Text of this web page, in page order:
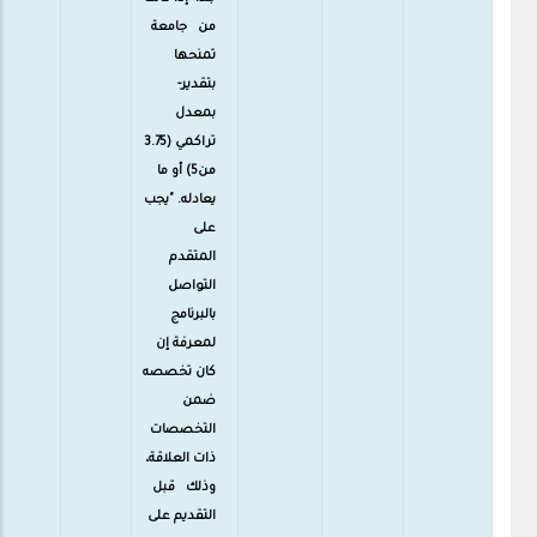
من جامعة
تمنحها
بتقدير-
بمعدل
تراكمي (3.75
من5) أو ما
يعادله. "يجب
على
المتقدم
التواصل
بالبرنامج
لمعرفة إن
كان تخصصه
ضمن
التخصصات
ذات العلاقة،
وذلك قبل
التقديم على